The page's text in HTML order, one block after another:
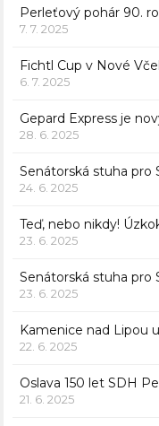
Perleťový pohár 90.
7. 7. 2025
Fichtl Cup v Nové
6. 7. 2025
Gepard Express je
28. 6. 2025
Senátorská stuha pro
24. 6. 2025
Teď, nebo nikdy!
23. 6. 2025
Senátorská stuha pro
23. 6. 2025
Kamenice nad Lipou
22. 6. 2025
Oslava 150 let SDH
21. 6. 2025